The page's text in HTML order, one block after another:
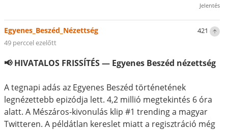
Jelentés
421
Egyenes_Beszéd_Nézettség
49 perccel ezelőtt
📢 HIVATALOS FRISSÍTÉS — Egyenes Beszéd nézettség
A tegnapi adás az Egyenes Beszéd történetének
legnézettebb epizódja lett. 4,2 millió megtekintés 6 óra
alatt. A Mészáros-kivonulás klip #1 trending a magyar
Twitteren. A példátlan kereslet miatt a regisztráció még